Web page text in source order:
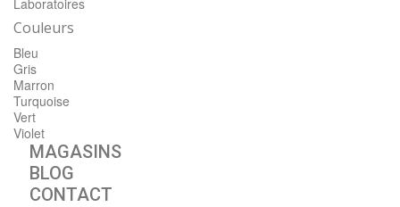
Laboratoires
Couleurs
Bleu
Gris
Marron
Turquoise
Vert
Violet
MAGASINS
BLOG
CONTACT